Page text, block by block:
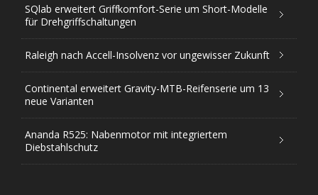
SQlab erweitert Griffkomfort-Serie um Short-Modelle
für Drehgriffschaltungen
Raleigh nach Accell-Insolvenz vor ungewisser Zukunft
Continental erweitert Gravity-MTB-Reifenserie um 13
neue Varianten
Ananda R525: Nabenmotor mit integriertem
Diebstahlschutz